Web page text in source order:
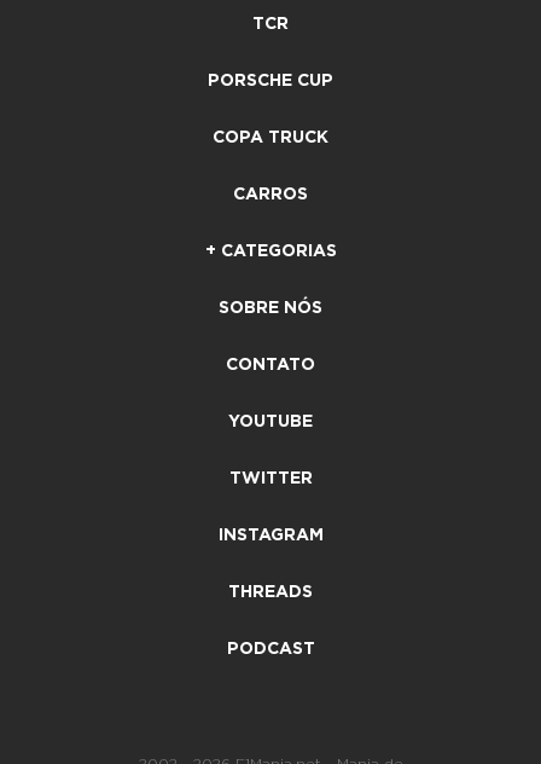
TCR
PORSCHE CUP
COPA TRUCK
CARROS
+ CATEGORIAS
SOBRE NÓS
CONTATO
YOUTUBE
TWITTER
INSTAGRAM
THREADS
PODCAST